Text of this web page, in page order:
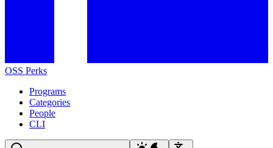
OSS Perks
Programs
Categories
People
CLI